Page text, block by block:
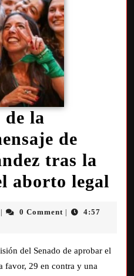
de la
de
tras la
aborto legal
0 Comment
4:57
del Senado de aprobar el
favor, 29 en contra y una